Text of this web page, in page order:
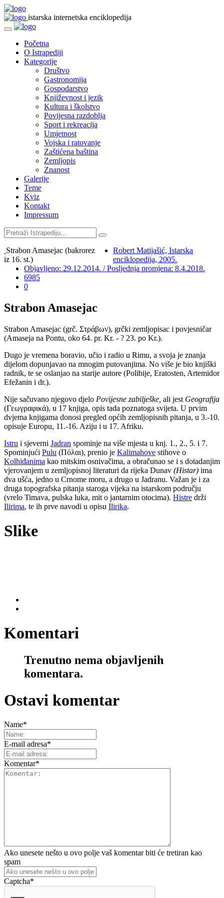
istarska internetska enciklopedija
Početna
O Istrapediji
Kategorije
Društvo
Gastronomija
Gospodarstvo
Književnost i jezik
Kultura i školstvo
Povijesna razdoblja
Sport i rekreacija
Umjetnost
Vojska i ratovanje
Zaštićena baština
Zemljopis
Znanost
Galerije
Teme
Kviz
Kontakt
Impressum
Strabon Amasejac (bakrorez
iz 16. st.)
Robert Matijašić, Istarska
enciklopedija, 2005.
Objavljeno: 29.12.2014. / Posljednja promjena: 8.4.2018.
6985
0
Strabon Amasejac
Strabon Amasejac (grč. Στράβων), grčki zemljopisac i povjesničar
(Amaseja na Pontu, oko 64. pr. Kr. - ? 23. po Kr.).
Dugo je vremena boravio, učio i radio u Rimu, a svoja je znanja
dijelom dopunjavao na mnogim putovanjima. No više je bio knjiški
radnik, te se oslanjao na starije autore (Polibije, Eratosten, Artemidor
Efežanin i dr.).
Nije sačuvano njegovo djelo Povijesne zabilješke, ali jest Geografija
(Гεωγραφικά), u 17 knjiga, opis tada poznatoga svijeta. U prvim
dvjema knjigama donosi pregled općih zemljopisnih pitanja, u 3.-10.
opisuje Europu, 11.-16. Aziju i u 17. Afriku.
Istru i sjeverni Jadran spominje na više mjesta u knj. 1., 2., 5. i 7.
Spominjući Pulu (Пόλαι), prenio je Kalimahove stihove o
Kolhiđanima kao mitskim osnivačima, a obračunao se i s dotadanjim
vjerovanjem u zemljopisnoj literaturi da rijeka Dunav (Histar) ima
dva ušća, jedno u Crnome moru, a drugo u Jadranu. Važan je i za
druga topografska pitanja staroga vijeka na istarskom području
(vrelo Timava, pulska luka, mit o jantarnim otocima). Histre drži
Ilirima, te ih prve navodi u opisu Ilirika.
Slike
Komentari
Trenutno nema objavljenih
komentara.
Ostavi komentar
Name*
E-mail adresa*
Komentar*
Ako unesete nešto u ovo polje vaš komentar biti će tretiran kao
spam
Captcha*